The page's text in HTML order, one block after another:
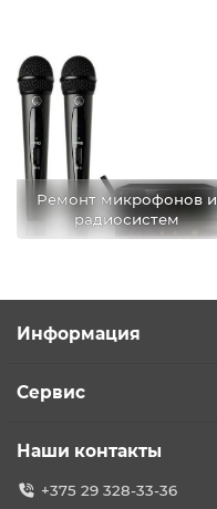
Ремонт микрофонов и
радиосистем
Информация
Сервис
Наши контакты
+375 29 328-33-36